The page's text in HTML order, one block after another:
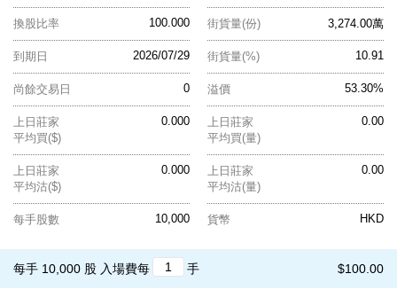
100.000
換股比率 3,274.00萬
街貨量(份)
2026/07/29
到期日 10.91
街貨量(%)
0
尚餘交易日 53.30%
溢價
0.000
上日莊家
平均買($)
0.00
上日莊家
平均買(量)
0.000
上日莊家
平均沽($)
0.00
上日莊家
平均沽(量)
10,000
每手股數 HKD
貨幣
$100.00
每手 10,000 股 入場費每 手